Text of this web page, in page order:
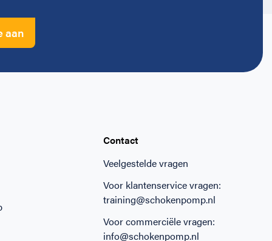
aan
Contact
Veelgestelde vragen
Voor klantenservice vragen:
training@schokenpomp.nl
Voor commerciële vragen:
info@schokenpomp.nl